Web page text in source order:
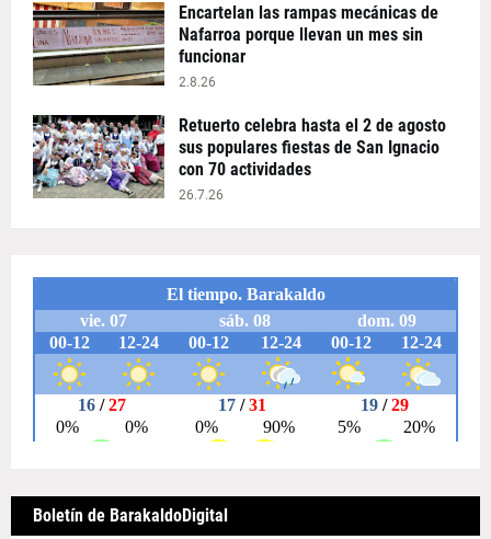
Encartelan las rampas mecánicas de
Nafarroa porque llevan un mes sin
funcionar
2.8.26
Retuerto celebra hasta el 2 de agosto
sus populares fiestas de San Ignacio
con 70 actividades
26.7.26
Boletín de BarakaldoDigital